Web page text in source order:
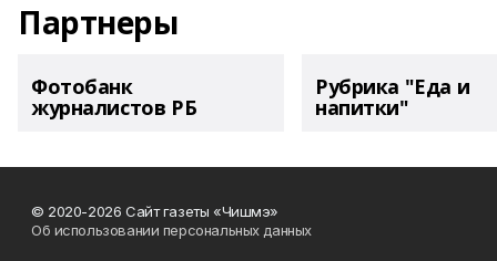
Партнеры
Фотобанк
журналистов РБ
Рубрика "Еда и
напитки"
© 2020-2026 Сайт газеты «Чишмэ»
Об использовании персональных данных